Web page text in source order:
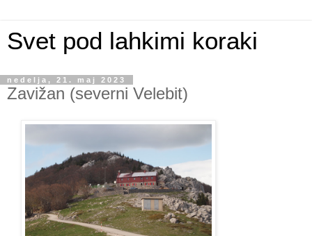
Svet pod lahkimi koraki
nedelja, 21. maj 2023
Zavižan (severni Velebit)